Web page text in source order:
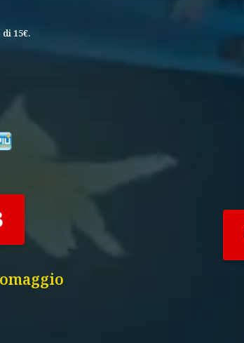
15€.